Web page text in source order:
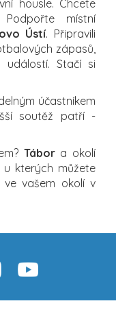
housle. Chcete
místní
Ústí. Připravili
zápasů,
Stačí si
účastníkem
soutěž patří -
Tábora okolí
u kterých můžete
ve vašem okolí v